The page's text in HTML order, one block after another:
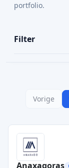
portfolio.
Filter
Vorige
Anaxagoras